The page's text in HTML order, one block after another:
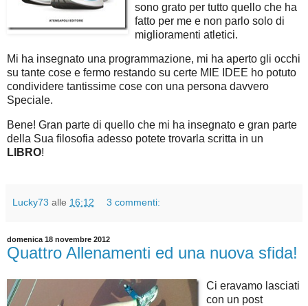
sono grato per tutto quello che ha
fatto per me e non parlo solo di
miglioramenti atletici.
Mi ha insegnato una programmazione, mi ha aperto gli occhi
su tante cose e fermo restando su certe MIE IDEE ho potuto
condividere tantissime cose con una persona davvero
Speciale.
Bene! Gran parte di quello che mi ha insegnato e gran parte
della Sua filosofia adesso potete trovarla scritta in un
LIBRO!
Lucky73 alle 16:12 3 commenti:
domenica 18 novembre 2012
Quattro Allenamenti ed una nuova sfida!
Ci eravamo lasciati
con un post